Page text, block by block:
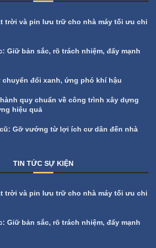
trời và pin lưu trữ cho nhà máy tối ưu chi
Giữ bản sắc, rõ trách nhiệm, đẩy mạnh
chuyển đổi xanh, ứng phó khí hậu
quy chuẩn về công trình xây dựng
hiệu quả
Gỡ vướng từ lợi ích cư dân đến nhà
TIN TỨC SỰ KIỆN
trời và pin lưu trữ cho nhà máy tối ưu chi
Giữ bản sắc, rõ trách nhiệm, đẩy mạnh